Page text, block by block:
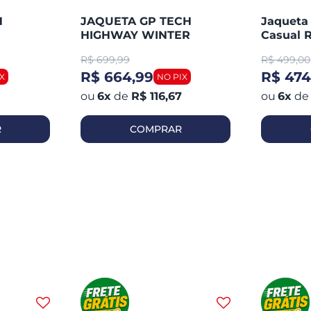
JAQUETA GP TECH
HIGHWAY WINTER
R$ 699,99
R$ 664,99
6x de R$ 116,67
COMPRAR
Jaqueta
Casual
R$ 499,00
R$
6x de